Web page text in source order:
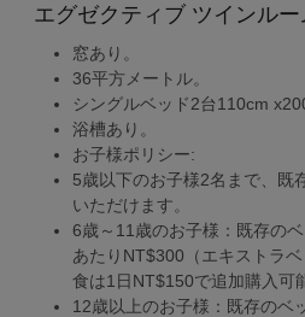
エグゼクティブ ツインルー
窓あり。
36平方メートル。
シングルベッド2台110cm
浴槽あり。
お子様ポリシー:
5歳以下のお子様2名まで、既
いただけます。
6歳～11歳のお子様：既存の
あたりNT$300（エキストラ
食は1日NT$150で追加購入可
12歳以上のお子様：既存のベ